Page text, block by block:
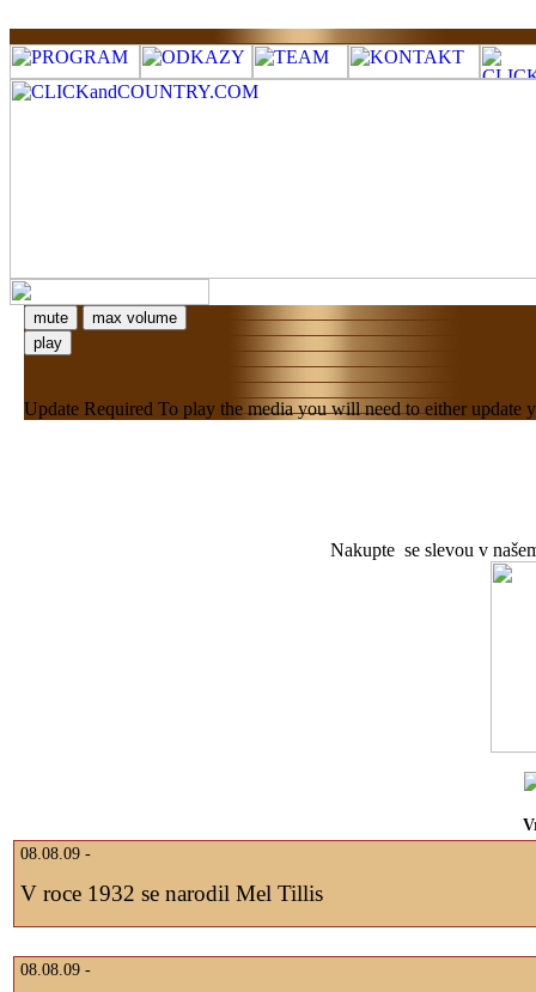
mute
max volume
play
Update Required To play the media you will need to either update
Nakupte se slevou v
08.08.09 -
V roce 1932 se narodil Mel Tillis
08.08.09 -